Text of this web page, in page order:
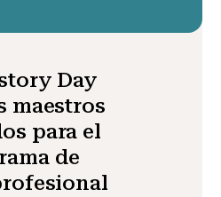
Day
maestros
para el
de